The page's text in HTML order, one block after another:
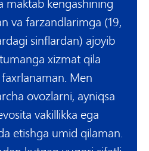
va farzandlarimga (19,
sinflardan) ajoyib
xizmat qila
Men
ovozlarni, ayniqsa
vakillikka ega
etishga umid qilaman.